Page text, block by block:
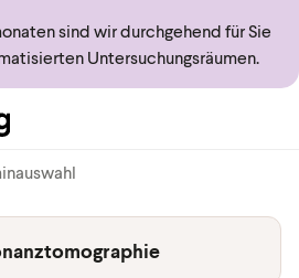
sind wir durchgehend für Sie
Untersuchungsräumen.